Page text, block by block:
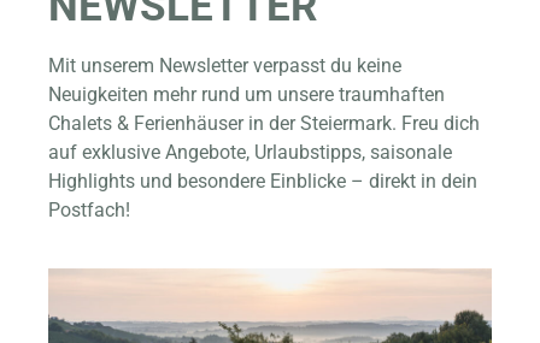
Mit unserem Newsletter verpasst du keine
Neuigkeiten mehr rund um unsere traumhaften
Chalets & Ferienhäuser in der Steiermark. Freu dich
auf exklusive Angebote, Urlaubstipps, saisonale
Highlights und besondere Einblicke – direkt in dein
Postfach!